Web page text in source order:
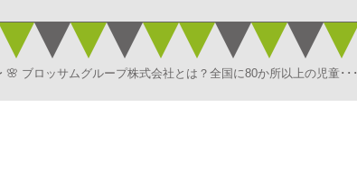
ブロッサムグループ株式会社とは？全国に80か所以上の児童･･･